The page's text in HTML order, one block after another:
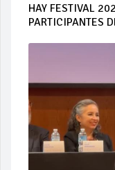
HAY FESTIVAL
PARTICIPANTES